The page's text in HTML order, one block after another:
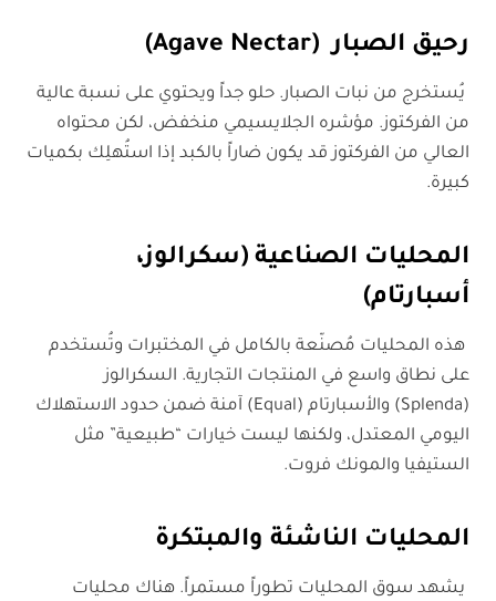
رحيق الصبار (Agave Nectar)
يُستخرج من نبات الصبار. حلو جداً ويحتوي على نسبة عالية
من الفركتوز. مؤشره الجلايسيمي منخفض، لكن محتواه
العالي من الفركتوز قد يكون ضاراً بالكبد إذا استُهلِك بكميات
كبيرة.
المحليات الصناعية (سكرالوز،
أسبارتام)
هذه المحليات مُصنّعة بالكامل في المختبرات وتُستخدم
على نطاق واسع في المنتجات التجارية. السكرالوز
(Splenda) والأسبارتام (Equal) آمنة ضمن حدود الاستهلاك
اليومي المعتدل، ولكنها ليست خيارات “طبيعية” مثل
الستيفيا والمونك فروت.
المحليات الناشئة والمبتكرة
يشهد سوق المحليات تطوراً مستمراً. هناك محليات